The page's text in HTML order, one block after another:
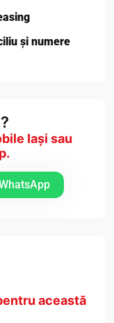
și numere
Iași sau
această